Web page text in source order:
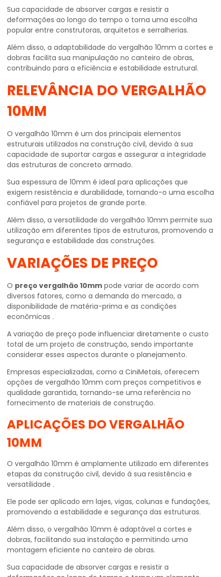
Sua capacidade de absorver cargas e resistir a
deformações ao longo do tempo o torna uma escolha
popular entre construtoras, arquitetos e serralherias.
Além disso, a adaptabilidade do vergalhão 10mm a cortes e
dobras facilita sua manipulação no canteiro de obras,
contribuindo para a eficiência e estabilidade estrutural.
RELEVÂNCIA DO VERGALHÃO
10MM
O vergalhão 10mm é um dos principais elementos
estruturais utilizados na construção civil, devido à sua
capacidade de suportar cargas e assegurar a integridade
das estruturas de concreto armado.
Sua espessura de 10mm é ideal para aplicações que
exigem resistência e durabilidade, tornando-o uma escolha
confiável para projetos de grande porte.
Além disso, a versatilidade do vergalhão 10mm permite sua
utilização em diferentes tipos de estruturas, promovendo a
segurança e estabilidade das construções.
VARIAÇÕES DE PREÇO
O preço vergalhão 10mm pode variar de acordo com
diversos fatores, como a demanda do mercado, a
disponibilidade de matéria-prima e as condições
econômicas .
A variação de preço pode influenciar diretamente o custo
total de um projeto de construção, sendo importante
considerar esses aspectos durante o planejamento.
Empresas especializadas, como a CiniMetais, oferecem
opções de vergalhão 10mm com preços competitivos e
qualidade garantida, tornando-se uma referência no
fornecimento de materiais de construção.
APLICAÇÕES DO VERGALHÃO
10MM
O vergalhão 10mm é amplamente utilizado em diferentes
etapas da construção civil, devido à sua resistência e
versatilidade .
Ele pode ser aplicado em lajes, vigas, colunas e fundações,
promovendo a estabilidade e segurança das estruturas.
Além disso, o vergalhão 10mm é adaptável a cortes e
dobras, facilitando sua instalação e permitindo uma
montagem eficiente no canteiro de obras.
Sua capacidade de absorver cargas e resistir a